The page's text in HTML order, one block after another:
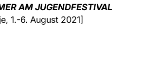
AM JUGENDFESTIVAL
1.-6. August 2021]